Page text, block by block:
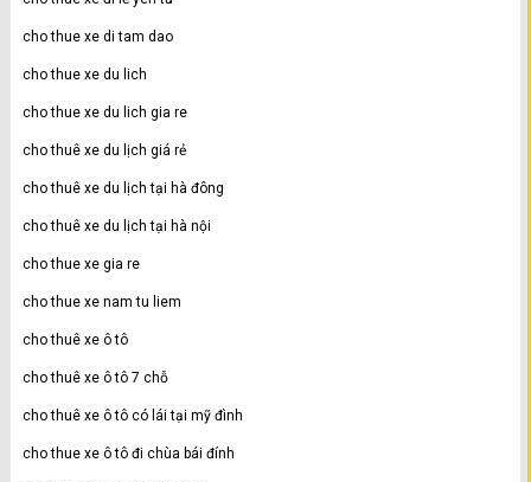
cho thue xe di tam dao
cho thue xe du lich
cho thue xe du lich gia re
cho thuê xe du lịch giá rẻ
cho thuê xe du lịch tại hà đông
cho thuê xe du lịch tại hà nội
cho thue xe gia re
cho thue xe nam tu liem
cho thuê xe ô tô
cho thuê xe ô tô 7 chỗ
cho thuê xe ô tô có lái tại mỹ đình
cho thue xe ô tô đi chùa bái đính